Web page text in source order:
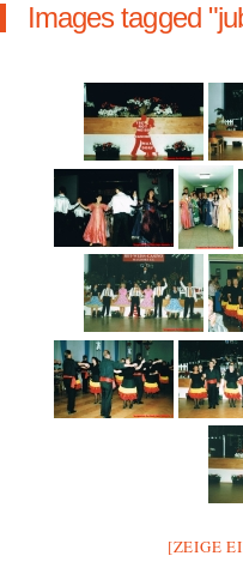
Images tagged
[ZEIGE